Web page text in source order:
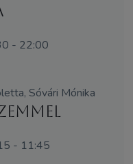
- 22:00
Sóvári Mónika
- 11:45